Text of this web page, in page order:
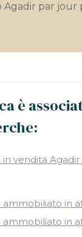
par jour
è
vendita Agadir
in
in